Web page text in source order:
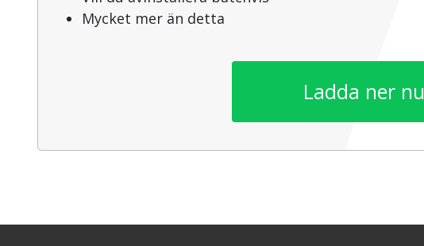
Mycket mer än detta
Ladda ner nu